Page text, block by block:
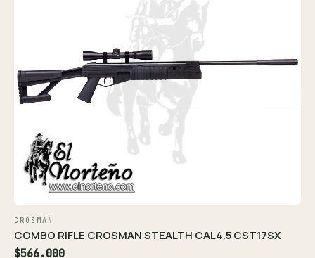
CROSMAN
COMBO RIFLE CROSMAN STEALTH CAL4.5 CST17SX
$566.000